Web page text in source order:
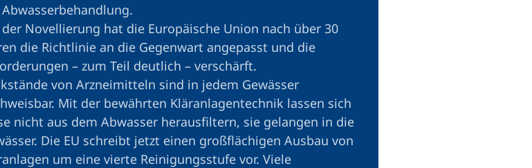
Novellierung hat die Europäische Union nach über 30
die Richtlinie an die Gegenwart angepasst und die
– zum Teil deutlich – verschärft.
von Arzneimitteln sind in jedem Gewässer
Mit der bewährten Kläranlagentechnik lassen sich
nicht aus dem Abwasser herausfiltern, sie gelangen in die
Die EU schreibt jetzt einen großflächigen Ausbau von
um eine vierte Reinigungsstufe vor. Viele